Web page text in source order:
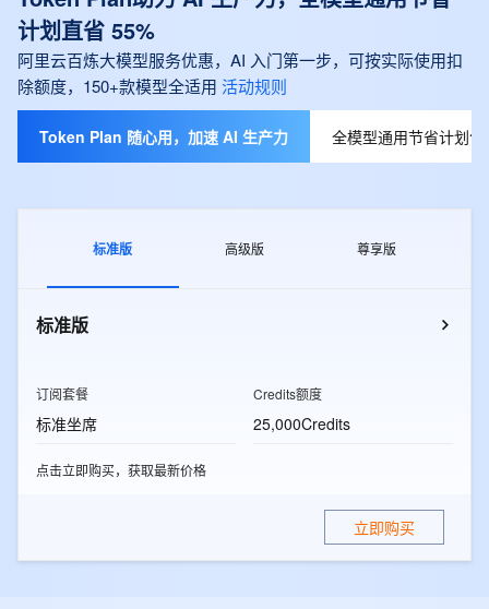
计划直省 55%
阿里云百炼大模型服务优惠，AI 入门第一步，可按实际使用扣
除额度，150+款模型全适用 活动规则
Token Plan 随心用，加速 AI 生产力 全模型通用节省计划
标准版 高级版 尊享版
标准版
订阅套餐
标准坐席
Credits额度
25,000Credits
点击立即购买，获取最新价格
立即购买